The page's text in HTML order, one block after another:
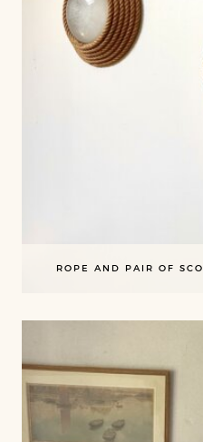
ROPE AND PAIR OF